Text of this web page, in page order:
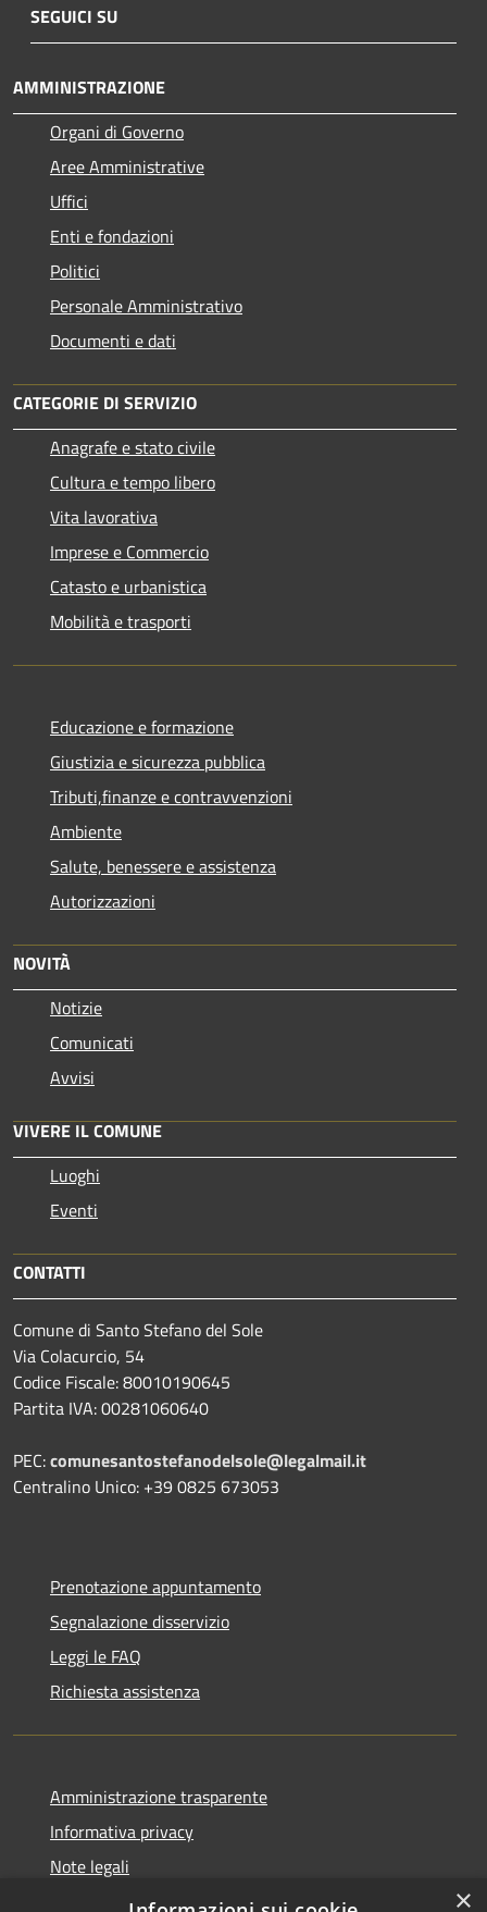
SEGUICI SU
AMMINISTRAZIONE
Organi di Governo
Aree Amministrative
Uffici
Enti e fondazioni
Politici
Personale Amministrativo
Documenti e dati
CATEGORIE DI SERVIZIO
Anagrafe e stato civile
Cultura e tempo libero
Vita lavorativa
Imprese e Commercio
Catasto e urbanistica
Mobilità e trasporti
Educazione e formazione
Giustizia e sicurezza pubblica
Tributi,finanze e contravvenzioni
Ambiente
Salute, benessere e assistenza
Autorizzazioni
NOVITÀ
Notizie
Comunicati
Avvisi
VIVERE IL COMUNE
Luoghi
Eventi
CONTATTI
Comune di Santo Stefano del Sole
Via Colacurcio, 54
Codice Fiscale: 80010190645
Partita IVA: 00281060640
PEC:comunesantostefanodelsole@legalmail.it
Centralino Unico: +39 0825 673053
Prenotazione appuntamento
Segnalazione disservizio
Leggi le FAQ
Richiesta assistenza
Amministrazione trasparente
Informativa privacy
Note legali
Dichiarazione di accessibilità
×